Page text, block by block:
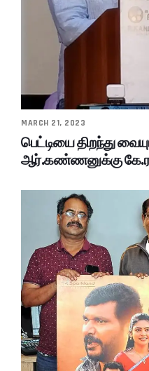
MARCH 21, 2023
பெட்டியை திறந்து
ஆர்.கண்ணனுக்கு